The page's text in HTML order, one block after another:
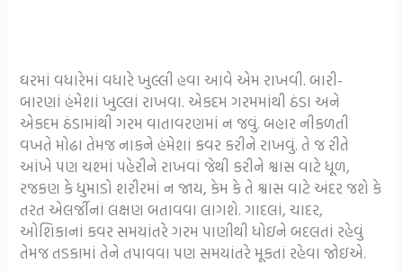
ઘરમાં વધારેમાં વધારે ખુલ્લી હવા આવે એમ રાખવી. બારી-
બારણાં હંમેશાં ખુલ્લાં રાખવા. એકદમ ગરમમાંથી ઠંડા અને
એકદમ ઠંડામાંથી ગરમ વાતાવરણમાં ન જવું. બહાર નીકળતી
વખતે મોઢા તેમજ નાકને હંમેશાં કવર કરીને રાખવું. તે જ રીતે
આંખે પણ ચશ્માં પહેરીને રાખવાં જેથી કરીને શ્વાસ વાટે ધૂળ,
રજકણ કે ધુમાડો શરીરમાં ન જાય, કેમ કે તે શ્વાસ વાટે અંદર જશે કે
તરત એલર્જીનાં લક્ષણ બતાવવા લાગશે. ગાદલાં, ચાદર,
ઓશિકાનાં કવર સમયાંતરે ગરમ પાણીથી ધોઇને બદલતાં રહેવું
તેમજ તડકામાં તેને તપાવવા પણ સમયાંતરે મૂકતાં રહેવા જોઇએ.